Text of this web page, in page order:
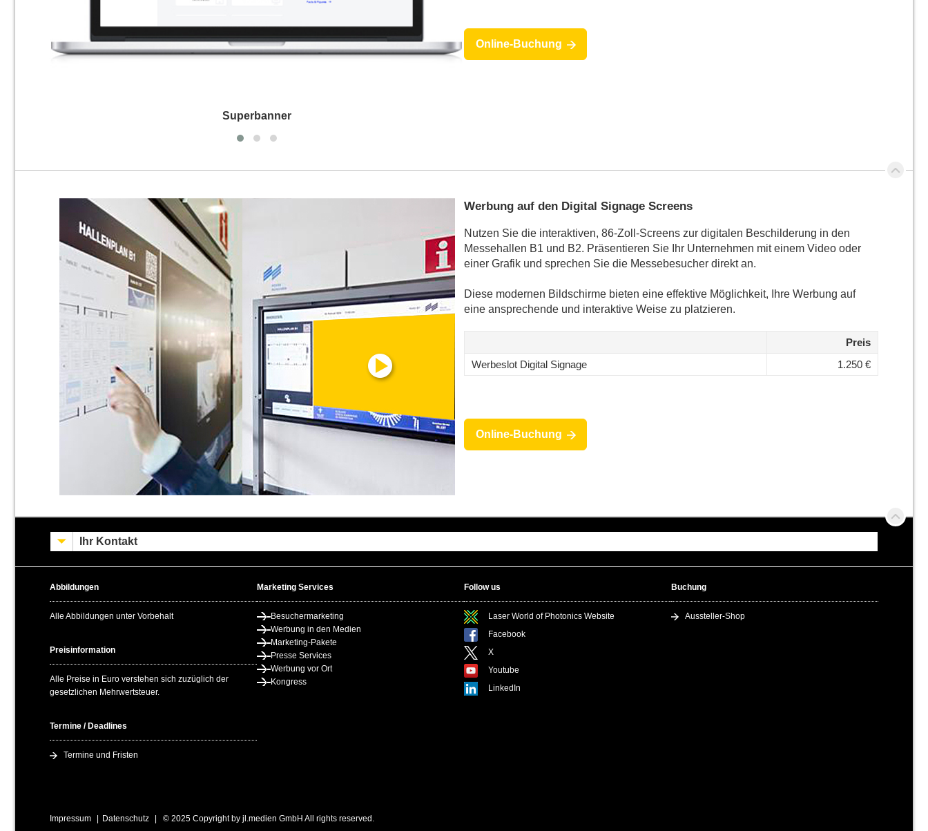
Superbanner
Online-Buchung
Werbung auf den Digital Signage Screens
Nutzen Sie die interaktiven, 86-Zoll-Screens zur digitalen Beschilderung in den
Messehallen B1 und B2. Präsentieren Sie Ihr Unternehmen mit einem Video oder
einer Grafik und sprechen Sie die Messebesucher direkt an.
Diese modernen Bildschirme bieten eine effektive Möglichkeit, Ihre Werbung auf
eine ansprechende und interaktive Weise zu platzieren.
Preis
Werbeslot Digital Signage
1.250 €
Online-Buchung
Ihr Kontakt
Abbildungen
Alle Abbildungen unter Vorbehalt
Preisinformation
Alle Preise in Euro verstehen sich zuzüglich der
gesetzlichen Mehrwertsteuer.
Termine / Deadlines
Termine und Fristen
Marketing Services
Besuchermarketing
Werbung in den Medien
Marketing-Pakete
Presse Services
Werbung vor Ort
Kongress
Follow us
Laser World of Photonics Website
Facebook
X
Youtube
LinkedIn
Buchung
Aussteller-Shop
Impressum Datenschutz © 2025 Copyright by jl.medien GmbH All rights reserved.